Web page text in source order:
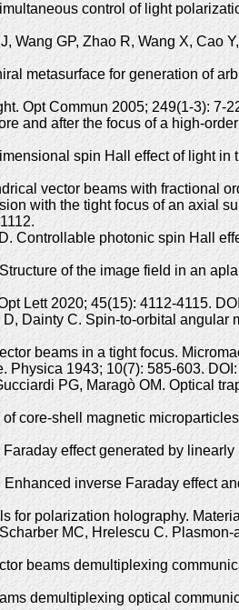
control of light
Wang GP, Zhao R, Wang X,
metasurface for generation of
Opt Commun 2005; 249(1-3): 7-
and after the focus of a high-
spin Hall effect of light
vector beams with fractional
with the tight focus of an axial
Controllable photonic spin Hall
of the image field in an
Lett 2020; 45(15): 4112-4115.
Dainty C. Spin-to-orbital
beams in a tight focus.
Physica 1943; 10(7): 585-603.
PG, Maragò OM. Optical
core-shell magnetic
effect generated by
inverse Faraday effect
for polarization holography.
MC, Hrelescu C.
beams demultiplexing
demultiplexing optical